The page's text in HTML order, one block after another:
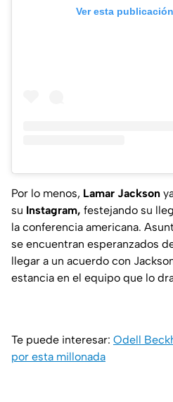
Ver esta
Por lo menos, Lamar Jackson
su Instagram, festejando su
la conferencia americana.
se encuentran esperanzados
llegar a un acuerdo con
estancia en el equipo que lo
Te puede interesar: Odell
por esta millonada